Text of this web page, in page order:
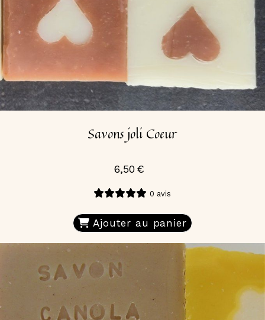
Savons joli Coeur
6,50€
0 avis
Ajouter au panier